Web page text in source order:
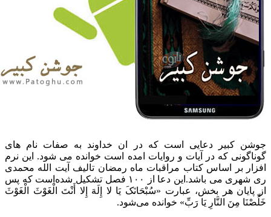
کبیر دعایی است که در ان خداوند به صفات نام های
که در آیات و روایات امده است خوانده می شود. این نرم
بر اساس کتاب مراقبات ماه رمضان تالیف آیت الله محمدی
ری شهری می باشد.این دعا از ۱۰۰ فصل تشکیل شده‌است که پس
پایان هر بخش، عبارت «سُبْحَانَکَ یَا لا إِلَهَ إِلا أَنْتَ الْغَوْثَ الْغَوْثَ
مِنَ النَّارِ یَا رَبِّ» خوانده می‌شود.